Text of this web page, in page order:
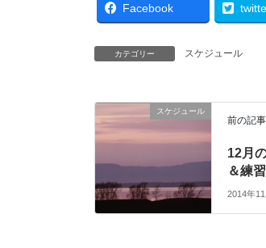
Facebook
カテゴリー スケジュール
スケジュール
前の記事
12月
＆練
2014年